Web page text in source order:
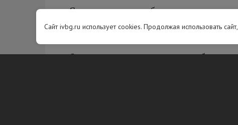
С начала года судебные приставы
рублей. Среди них более 9000
погасили задолженность примерно на
Ограничение на выезд может быть
Сайт ivbg.ru использует cookies. Продолжая использовать